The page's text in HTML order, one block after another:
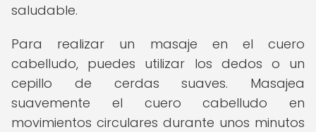
saludable.
Para realizar un masaje en el cuero
cabelludo, puedes utilizar los dedos o un
cepillo de cerdas suaves. Masajea
suavemente el cuero cabelludo en
movimientos circulares durante unos minutos